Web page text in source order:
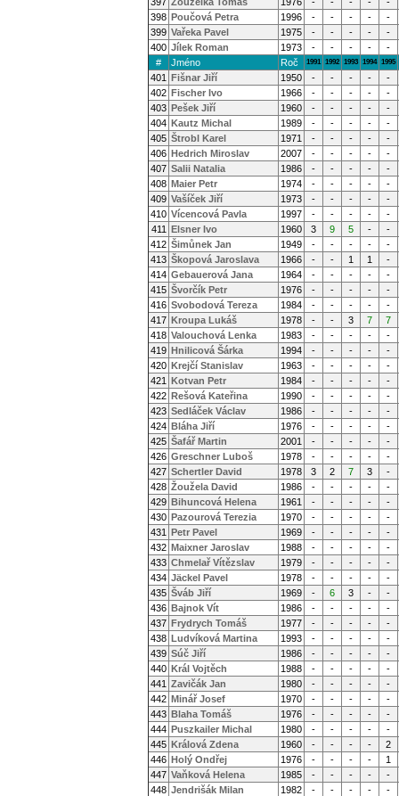
398 Poučová Petra 1996 - - - -
-
399 Vařeka Pavel 1975 - - - -
-
400 Jílek Roman 1973 - - - -
-
#
Jméno Roč 1991 1992 1993 1994 1995
401 Fišnar Jiří 1950 - - - -
-
402 Fischer Ivo 1966 - - - -
-
403 Pešek Jiří 1960 - - - -
-
404 Kautz Michal 1989 - - - -
-
405 Štrobl Karel 1971 - - - -
-
406 Hedrich Miroslav 2007 - - - -
-
407 Salii Natalia 1986 - - - -
-
408 Maier Petr 1974 - - - -
-
409 Vašíček Jiří 1973 - - - -
-
410 Vícencová Pavla 1997 - - - -
-
411 Elsner Ivo 1960 3 9 5 -
-
412 Šimůnek Jan 1949 - - - -
-
413 Škopová Jaroslava 1966 - - 1 1
-
414 Gebauerová Jana 1964 - - - -
-
415 Švorčík Petr 1976 - - - -
-
416 Svobodová Tereza 1984 - - - -
-
417 Kroupa Lukáš 1978 - - 3 7
7
418 Valouchová Lenka 1983 - - - -
-
419 Hnilicová Šárka 1994 - - - -
-
420 Krejčí Stanislav 1963 - - - -
-
421 Kotvan Petr 1984 - - - -
-
422 Rešová Kateřina 1990 - - - -
-
423 Sedláček Václav 1986 - - - -
-
424 Bláha Jiří 1976 - - - -
-
425 Šafář Martin 2001 - - - -
-
426 Greschner Luboš 1978 - - - -
-
427 Schertler David 1978 3 2 7 3
-
428 Žoužela David 1986 - - - -
-
429 Bihuncová Helena 1961 - - - -
-
430 Pazourová Terezia 1970 - - - -
-
431 Petr Pavel 1969 - - - -
-
432 Maixner Jaroslav 1988 - - - -
-
433 Chmelař Vítězslav 1979 - - - -
-
434 Jäckel Pavel 1978 - - - -
-
435 Šváb Jiří 1969 - 6 3 -
-
436 Bajnok Vít 1986 - - - -
-
437 Frydrych Tomáš 1977 - - - -
-
438 Ludvíková Martina 1993 - - - -
-
439 Súč Jiří 1986 - - - -
-
440 Král Vojtěch 1988 - - - -
-
441 Zavičák Jan 1980 - - - -
-
442 Minář Josef 1970 - - - -
-
443 Blaha Tomáš 1976 - - - -
-
444 Puszkailer Michal 1980 - - - -
-
445 Králová Zdena 1960 - - - -
2
446 Holý Ondřej 1976 - - - -
1
447 Vaňková Helena 1985 - - - -
-
448 Jendrišák Milan 1982 - - - -
-